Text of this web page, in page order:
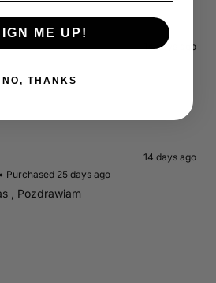
14 days ago
Store review
14 days ago
• Purchased 25 days ago
, Pozdrawiam
ME UP!
NO, THANKS